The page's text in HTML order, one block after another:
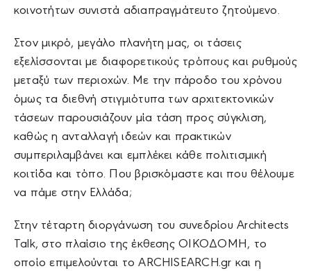
κοινοτήτων συνιστά αδιαπραγμάτευτο ζητούμενο.
Στον μικρό, μεγάλο πλανήτη μας, οι τάσεις
εξελίσσονται με διαφορετικούς τρόπους και ρυθμούς
μεταξύ των περιοχών. Με την πάροδο του χρόνου
όμως τα διεθνή στιγμιότυπα των αρχιτεκτονικών
τάσεων παρουσιάζουν μία τάση προς σύγκλιση,
καθώς η ανταλλαγή ιδεών και πρακτικών
συμπεριλαμβάνει και εμπλέκει κάθε πολιτισμική
κοιτίδα και τόπο. Που βρισκόμαστε και που θέλουμε
να πάμε στην Ελλάδα;
Στην τέταρτη διοργάνωση του συνεδρίου Architects
Talk, στο πλαίσιο της έκθεσης ΟΙΚΟΔΟΜΗ, το
οποίο επιμελούνται το ARCHISEARCH.gr και η